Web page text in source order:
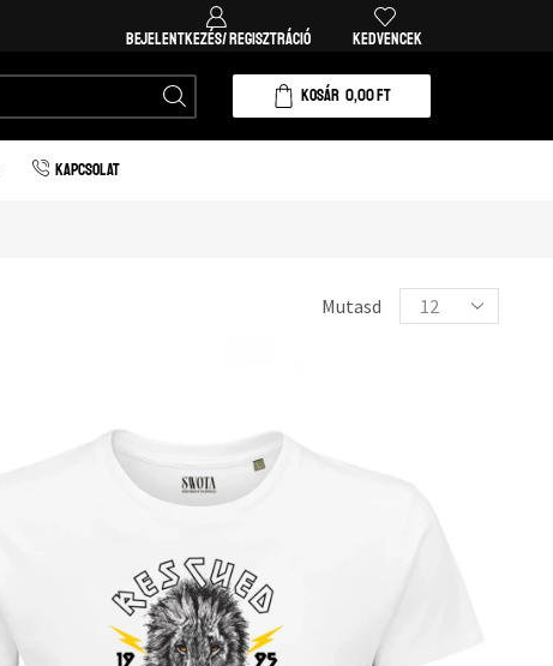
BEJELENTKEZÉS/ REGISZTRÁCIÓ KEDVENCEK
KOSÁR 0,00FT
KAPCSOLAT
Mutasd